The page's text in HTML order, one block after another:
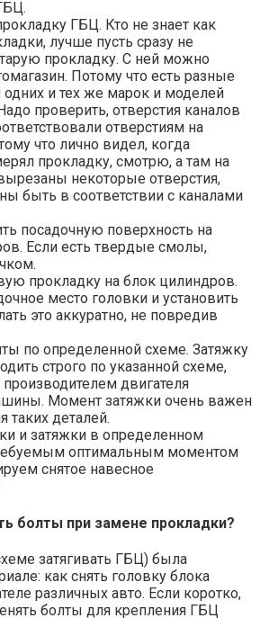
ГБЦ. Кто не знает как
лучше пусть сразу не
прокладку. С ней можно
Потому что есть разные
одних и тех же марок и моделей
проверить, отверстия каналов
отверстиям на
что лично видел, когда
прокладку, смотрю, а там на
некоторые отверстия,
быть в соответствии с каналами
посадочную поверхность на
Если есть твердые смолы,
прокладку на блок цилиндров.
место головки и установить
это аккуратно, не повредив
по определенной схеме. Затяжку
строго по указанной схеме,
производителем двигателя
Момент затяжки очень важен
таких деталей.
и затяжки в определенном
оптимальным моментом
снятое навесное
болты при замене прокладки?
затягивать ГБЦ) была
как снять головку блока
различных авто. Если коротко,
болты для крепления ГБЦ